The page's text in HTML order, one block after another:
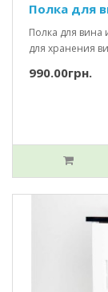
Полка для
Полка для вина
для хранения
990.00грн.